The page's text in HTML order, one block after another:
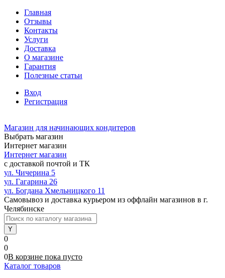
Главная
Отзывы
Контакты
Услуги
Доставка
О магазине
Гарантия
Полезные статьи
Вход
Регистрация
Магазин для начинающих кондитеров
Выбрать магазин
Интернет магазин
Интернет магазин
с доставкой почтой и ТК
ул. Чичерина 5
ул. Гагарина 26
ул. Богдана Хмельницкого 11
Самовывоз и доставка курьером из оффлайн магазинов в г.
Челябинске
0
0
0В корзине пока пусто
Каталог товаров